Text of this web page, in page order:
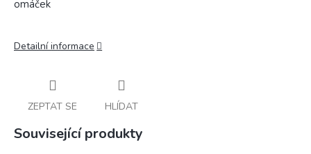
omáček
Detailní informace
ZEPTAT SE HLÍDAT
Související produkty